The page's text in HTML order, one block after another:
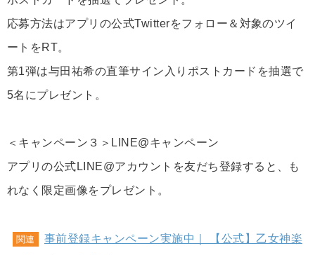
応募方法はアプリの公式Twitterをフォロー＆対象のツイ
ートをRT。
第1弾は与田祐希の直筆サイン入りポストカードを抽選で
5名にプレゼント。
＜キャンペーン３＞LINE@キャンペーン
アプリの公式LINE@アカウントを友だち登録すると、も
れなく限定画像をプレゼント。
関連
事前登録キャンペーン実施中｜ 【公式】乙女神楽